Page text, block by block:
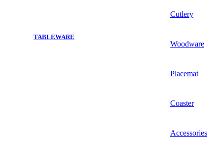
TABLEWARE
Cutlery
Woodware
Placemat
Coaster
Accessories